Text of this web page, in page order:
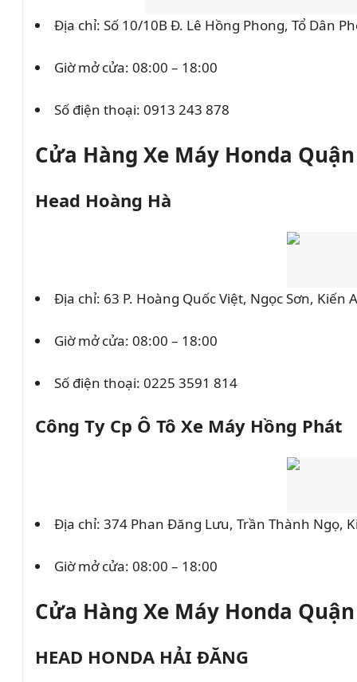
Địa chỉ: Số 10/10B Đ. Lê Hồng Phong, Tổ Dân
Giờ mở cửa: 08:00 – 18:00
Số điện thoại: 0913 243 878
Cửa Hàng Xe Máy Honda
Head Hoàng Hà
Địa chỉ: 63 P. Hoàng Quốc Việt, Ngọc Sơn, Kiến
Giờ mở cửa: 08:00 – 18:00
Số điện thoại: 0225 3591 814
Công Ty Cp Ô Tô Xe Máy Hồng Phát
Địa chỉ: 374 Phan Đăng Lưu, Trần Thành Ngọ,
Giờ mở cửa: 08:00 – 18:00
Cửa Hàng Xe Máy Honda
HEAD HONDA HẢI ĐĂNG